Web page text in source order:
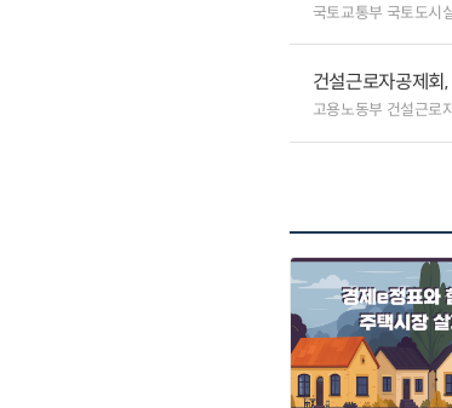
국토교통부 국토도시
건설근로자공제회
고용노동부 건설근로